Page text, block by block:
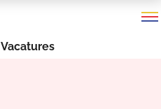
Vacatures